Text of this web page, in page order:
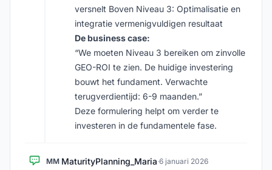
versnelt Boven Niveau 3: Optimalisatie en
integratie vermenigvuldigen resultaat
De business case:
“We moeten Niveau 3 bereiken om zinvolle
GEO-ROI te zien. De huidige investering
bouwt het fundament. Verwachte
terugverdientijd: 6-9 maanden.”
Deze formulering helpt om verder te
investeren in de fundamentele fase.
MM MaturityPlanning_Maria·6 januari 2026